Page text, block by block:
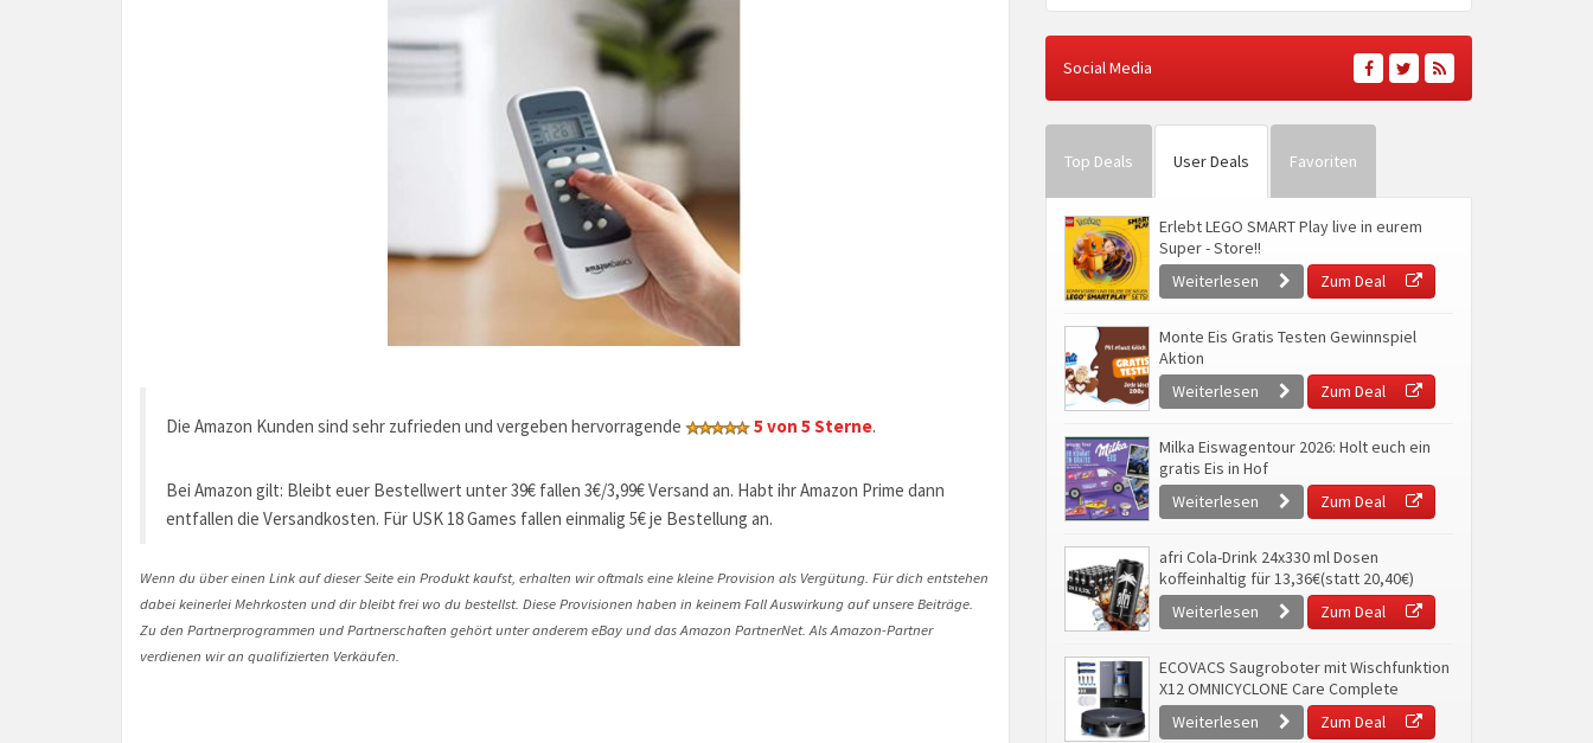
Die Amazon Kunden sind sehr zufrieden und vergeben hervorragende 5 von 5 Sterne.
Bei Amazon gilt: Bleibt euer Bestellwert unter 39€ fallen 3€/3,99€ Versand an. Habt ihr Amazon Prime dann
entfallen die Versandkosten. Für USK 18 Games fallen einmalig 5€ je Bestellung an.
Wenn du über einen Link auf dieser Seite ein Produkt kaufst, erhalten wir oftmals eine kleine Provision als Vergütung. Für dich entstehen
dabei keinerlei Mehrkosten und dir bleibt frei wo du bestellst. Diese Provisionen haben in keinem Fall Auswirkung auf unsere Beiträge.
Zu den Partnerprogrammen und Partnerschaften gehört unter anderem eBay und das Amazon PartnerNet. Als Amazon-Partner
verdienen wir an qualifizierten Verkäufen.
Social Media
Top Deals User Deals Favoriten
Erlebt LEGO SMART Play live in eurem
Super - Store!!
Weiterlesen
Zum Deal
Monte Eis Gratis Testen Gewinnspiel
Aktion
Weiterlesen
Zum Deal
Milka Eiswagentour 2026: Holt euch ein
gratis Eis in Hof
Weiterlesen
Zum Deal
afri Cola-Drink 24x330 ml Dosen
koffeinhaltig für 13,36€(statt 20,40€)
Weiterlesen
Zum Deal
ECOVACS Saugroboter mit Wischfunktion
X12 OMNICYCLONE Care Complete
Weiterlesen
Zum Deal